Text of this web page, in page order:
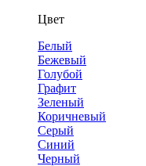
Цвет
Белый
Бежевый
Голубой
Графит
Зеленый
Коричневый
Серый
Синий
Черный